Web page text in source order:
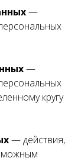
—
—
кругу
— действия,